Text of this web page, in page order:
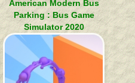
American Modern Bus
Parking : Bus Game
Simulator 2020